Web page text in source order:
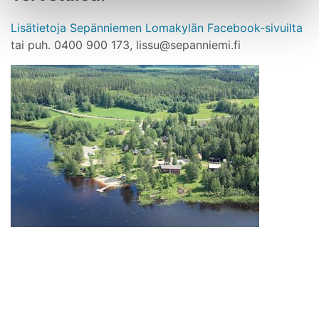
Lisätietoja Sepänniemen Lomakylän Facebook-sivuilta
tai puh. 0400 900 173, lissu@sepanniemi.fi